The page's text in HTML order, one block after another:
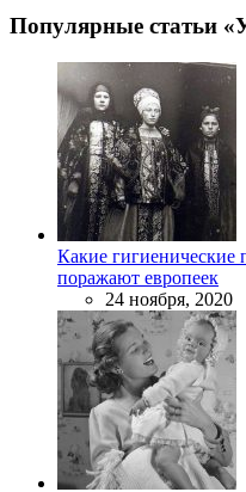
Популярные статьи
Какие
поражают европеек
24 ноября, 2020